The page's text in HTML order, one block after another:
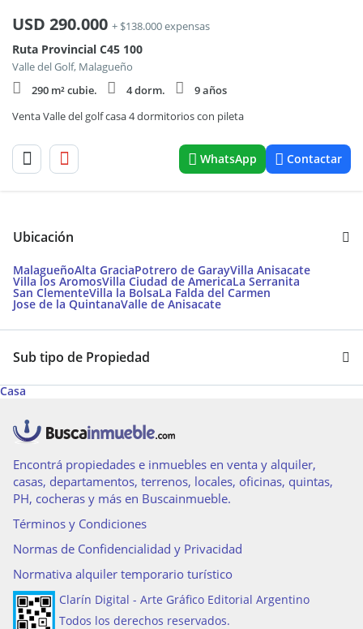
USD 290.000 + $138.000 expensas
Ruta Provincial C45 100
Valle del Golf, Malagueño
290 m² cubie.
4 dorm.
9 años
Venta Valle del golf casa 4 dormitorios con pileta
WhatsApp Contactar
Ubicación
MalagueñoAlta GraciaPotrero de GarayVilla Anisacate
Villa los AromosVilla Ciudad de AmericaLa Serranita
San ClementeVilla la BolsaLa Falda del Carmen
Jose de la QuintanaValle de Anisacate
Sub tipo de Propiedad
Casa
Encontrá propiedades e inmuebles en venta y alquiler,
casas, departamentos, terrenos, locales, oficinas, quintas,
PH, cocheras y más en Buscainmueble.
Términos y Condiciones
Normas de Confidencialidad y Privacidad
Normativa alquiler temporario turístico
Clarín Digital - Arte Gráfico Editorial Argentino
Todos los derechos reservados.